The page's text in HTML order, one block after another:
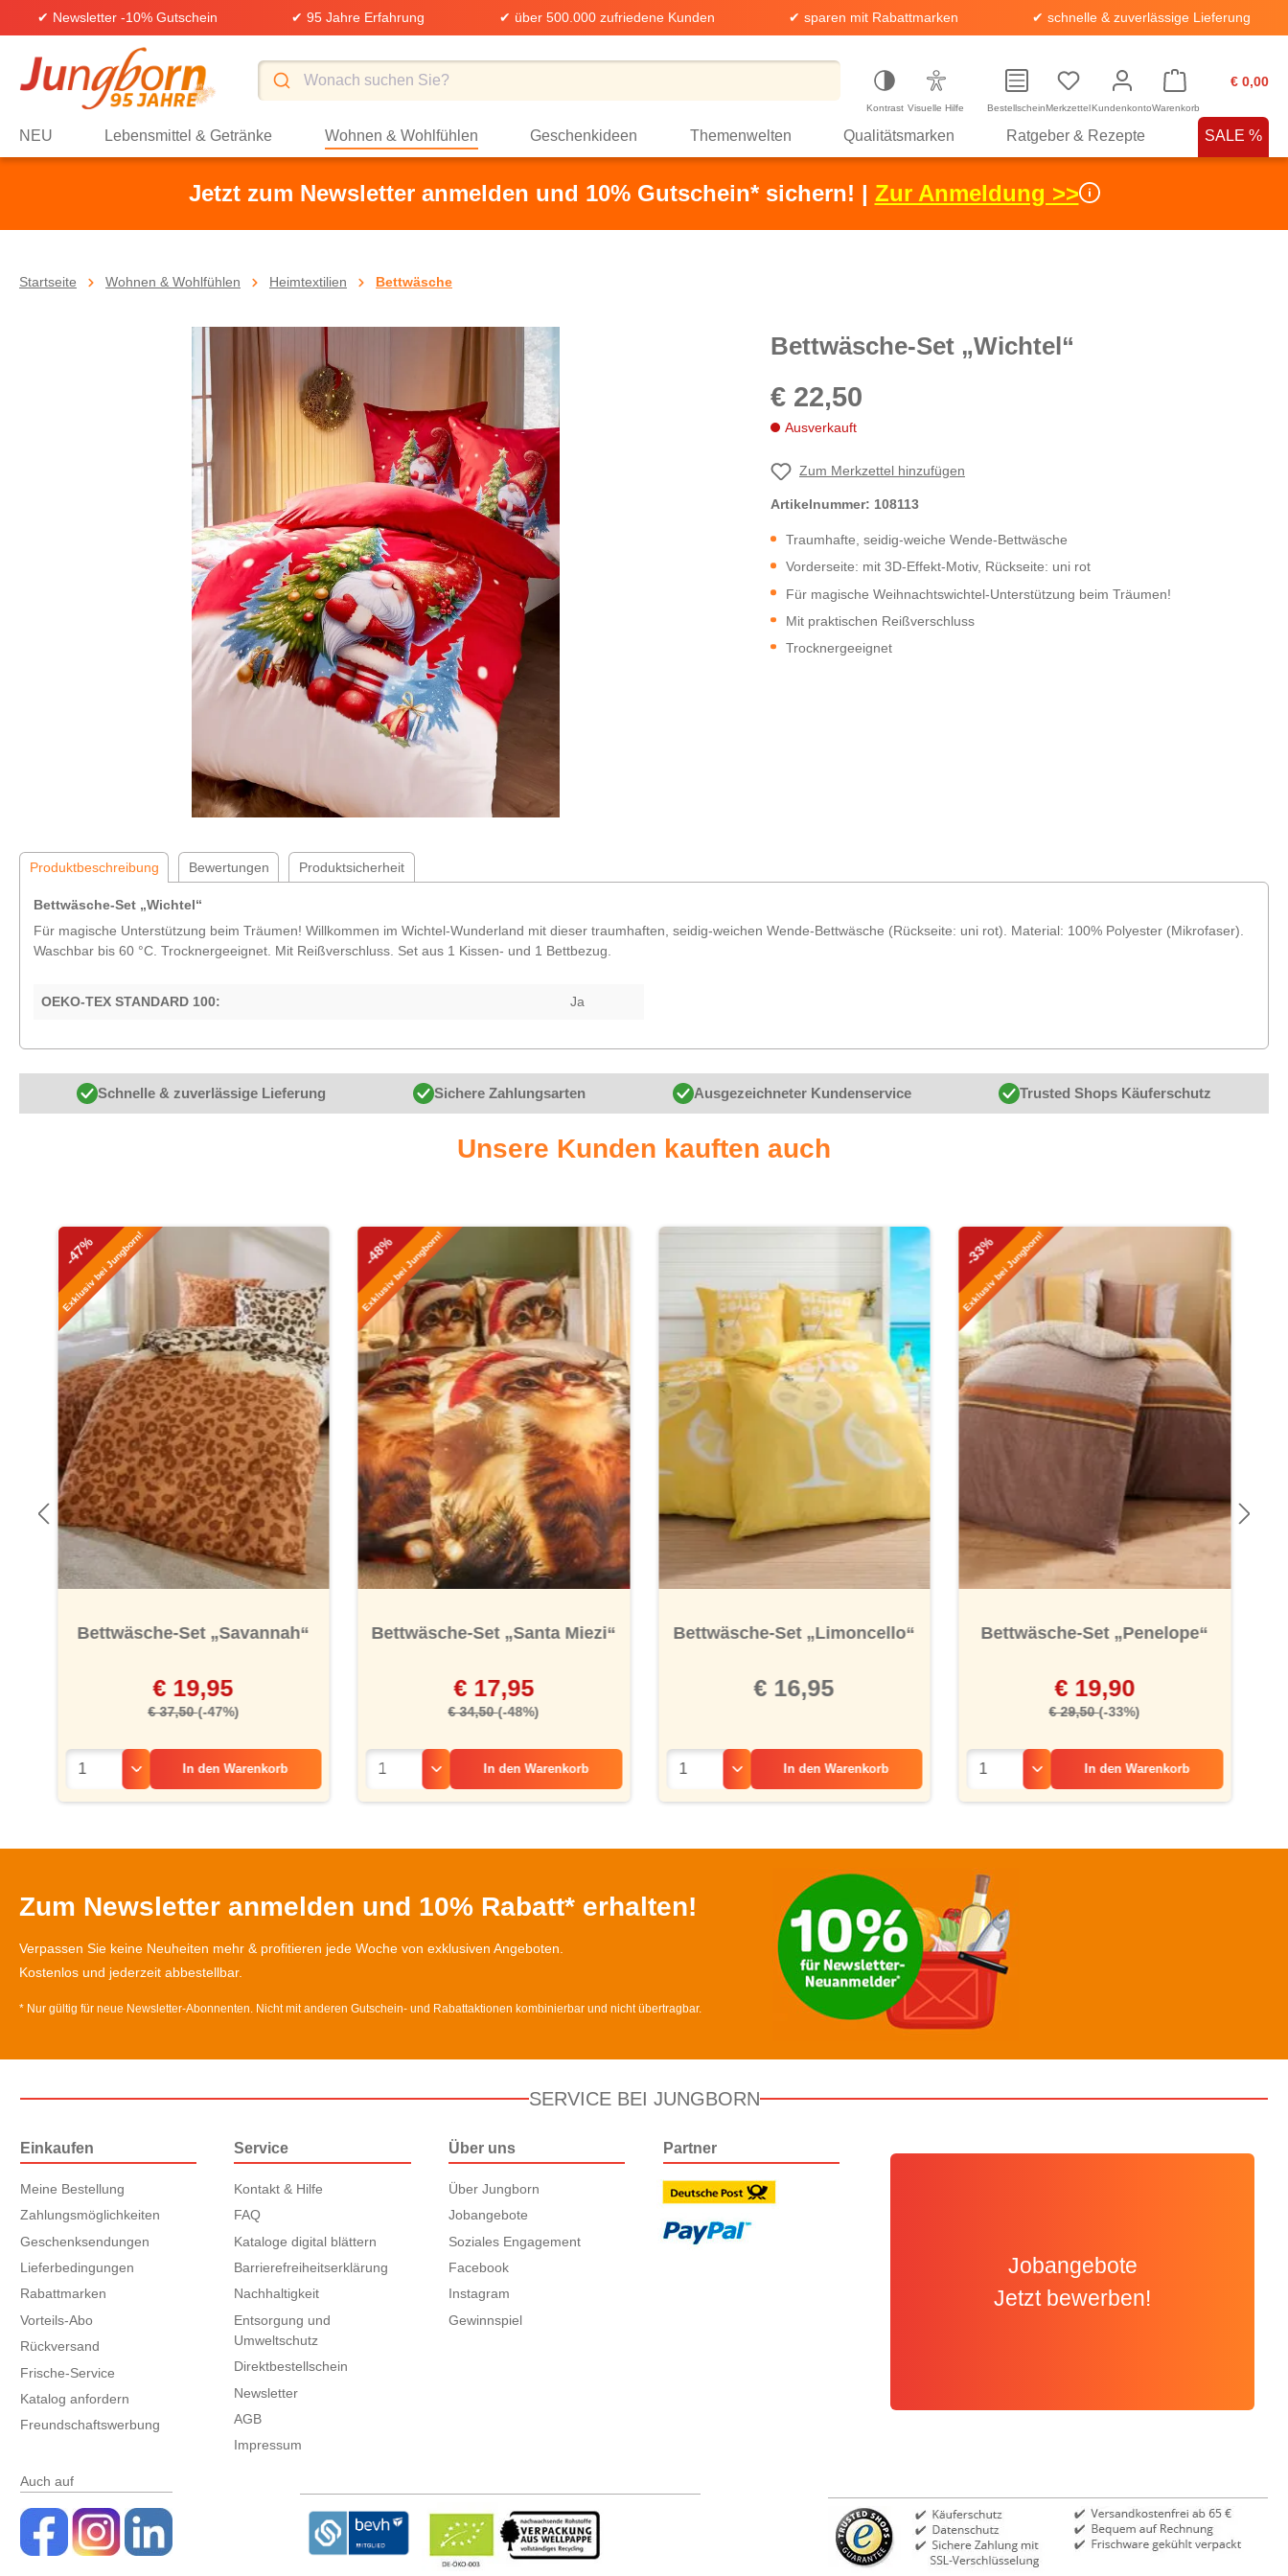
Zur Hauptnavigation springen
✔ Newsletter -10% Gutschein ✔ 95 Jahre Erfahrung ✔ über 500.000 zufriedene Kunden ✔ sparen mit Rabattmarken ✔ schnelle & zuverlässige Lieferung
Kontrast Visuelle Hilfe BestellscheinMerkzettelKundenkonto
€ 0,00
Warenkorb
NEU Lebensmittel & Getränke Wohnen & Wohlfühlen Geschenkideen Themenwelten Qualitätsmarken Ratgeber & Rezepte SALE %
Jetzt zum Newsletter anmelden und 10% Gutschein* sichern! | Zur Anmeldung >>
Startseite Wohnen & Wohlfühlen Heimtextilien Bettwäsche
Bettwäsche-Set „Wichtel“
€ 22,50
Ausverkauft
Zum Merkzettel hinzufügen
Artikelnummer: 108113
Traumhafte, seidig-weiche Wende-Bettwäsche
Vorderseite: mit 3D-Effekt-Motiv, Rückseite: uni rot
Für magische Weihnachtswichtel-Unterstützung beim Träumen!
Mit praktischen Reißverschluss
Trocknergeeignet
Produktbeschreibung Bewertungen Produktsicherheit
Bettwäsche-Set „Wichtel“
Für magische Unterstützung beim Träumen! Willkommen im Wichtel-Wunderland mit dieser traumhaften, seidig-weichen Wende-Bettwäsche (Rückseite: uni rot). Material: 100% Polyester (Mikrofaser).
Waschbar bis 60 °C. Trocknergeeignet. Mit Reißverschluss. Set aus 1 Kissen- und 1 Bettbezug.
OEKO-TEX STANDARD 100: Ja
Schnelle & zuverlässige Lieferung Sichere Zahlungsarten Ausgezeichneter Kundenservice Trusted Shops Käuferschutz
Unsere Kunden kauften auch
Produktgalerie überspringen
-47%
Exklusiv bei Jungborn!
Bettwäsche-Set „Savannah“
€ 19,95
€ 37,50(-47%)
In den Warenkorb
-48%
Exklusiv bei Jungborn!
Bettwäsche-Set „Santa Miezi“
€ 17,95
€ 34,50(-48%)
In den Warenkorb
Bettwäsche-Set „Limoncello“
€ 16,95
In den Warenkorb
-33%
Exklusiv bei Jungborn!
Bettwäsche-Set „Penelope“
€ 19,90
€ 29,50(-33%)
In den Warenkorb
Zum Newsletter anmelden und 10% Rabatt* erhalten!
Verpassen Sie keine Neuheiten mehr & profitieren jede Woche von exklusiven Angeboten.
Kostenlos und jederzeit abbestellbar.
* Nur gültig für neue Newsletter-Abonnenten. Nicht mit anderen Gutschein- und Rabattaktionen kombinierbar und nicht übertragbar.
SERVICE BEI JUNGBORN
Einkaufen
Meine Bestellung
Zahlungsmöglichkeiten
Geschenksendungen
Lieferbedingungen
Rabattmarken
Vorteils-Abo
Rückversand
Frische-Service
Katalog anfordern
Freundschaftswerbung
Service
Kontakt & Hilfe
FAQ
Kataloge digital blättern
Barrierefreiheitserklärung
Nachhaltigkeit
Entsorgung und
Umweltschutz
Direktbestellschein
Newsletter
AGB
Impressum
Über uns
Über Jungborn
Jobangebote
Soziales Engagement
Facebook
Instagram
Gewinnspiel
Partner
Jobangebote
Jetzt bewerben!
Auch auf